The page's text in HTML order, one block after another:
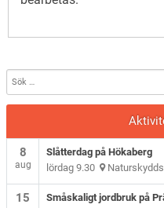
8
aug
Slåtterdag på Hökaberg
lördag 9.30
15
Småskaligt jordbruk på